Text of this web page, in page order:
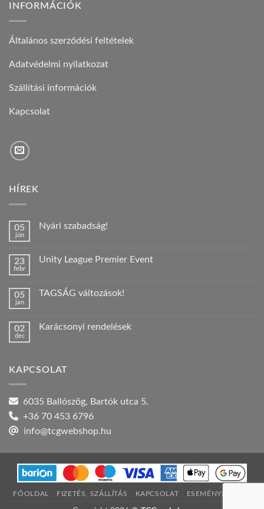
INFORMÁCIÓK
Általános szerződési feltételek
Adatvédelmi nyilatkozat
Szállítási információk
Kapcsolat
HÍREK
05
jún
Nyári szabadság!
Nyári
23
febr
Unity League Premier Event
Unity
bejegyzéshez
05
jan
TAGSÁG változások!
TAGSÁG
02
dec
Karácsonyi rendelések
rendelések
KAPCSOLAT
6035 Ballószög, Bartók utca 5.
+36 70 453 6796
info@tcgwebshop.hu
FŐOLDAL FIZETÉS, SZÁLLÍTÁS KAPCSOLAT ESEMÉNYNAPTÁR